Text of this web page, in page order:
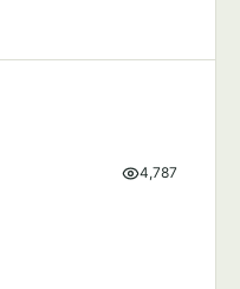
4,787